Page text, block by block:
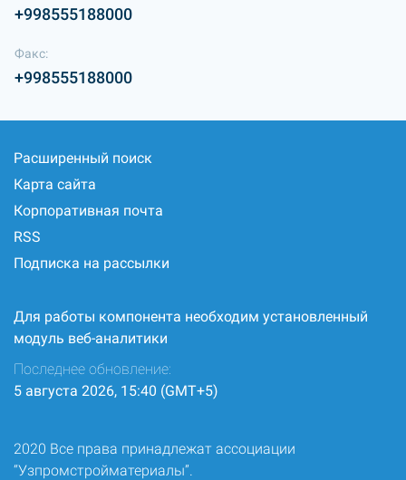
+998555188000
Факс:
+998555188000
Расширенный поиск
Карта сайта
Корпоративная почта
RSS
Подписка на рассылки
Для работы компонента необходим установленный
модуль веб-аналитики
Последнее обновление:
5 августа 2026, 15:40 (GMT+5)
2020 Все права принадлежат ассоциации
“Узпромстройматериалы”.